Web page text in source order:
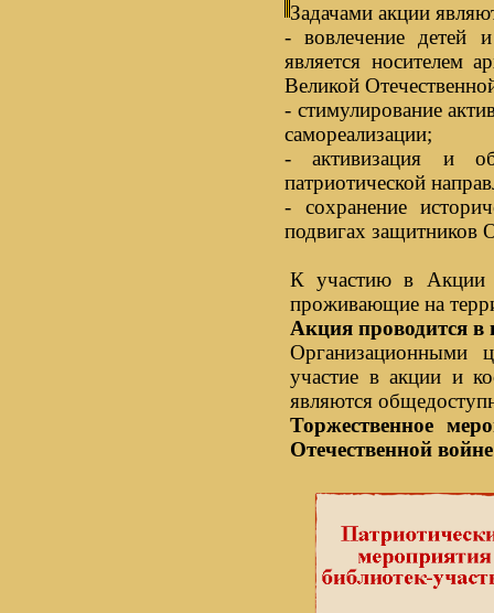
Задачами акции
- вовлечение детей
является носителем
Великой
- стимулирование
самореализации;
- активизация и
патриотической
- сохранение
подвигах защитников
К участию в Акции
проживающие на
Акция проводится в
Организационными
участие в акции и
являются
Торжественное
Отечественной